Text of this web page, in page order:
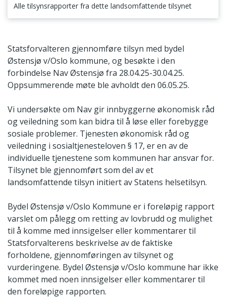
Alle tilsynsrapporter fra dette landsomfattende tilsynet
Statsforvalteren gjennomføre tilsyn med bydel
Østensjø v/Oslo kommune, og besøkte i den
forbindelse Nav Østensjø fra 28.04.25-30.04.25.
Oppsummerende møte ble avholdt den 06.05.25.
Vi undersøkte om Nav gir innbyggerne økonomisk råd
og veiledning som kan bidra til å løse eller forebygge
sosiale problemer. Tjenesten økonomisk råd og
veiledning i sosialtjenesteloven § 17, er en av de
individuelle tjenestene som kommunen har ansvar for.
Tilsynet ble gjennomført som del av et
landsomfattende tilsyn initiert av Statens helsetilsyn.
Bydel Østensjø v/Oslo Kommune er i foreløpig rapport
varslet om pålegg om retting av lovbrudd og mulighet
til å komme med innsigelser eller kommentarer til
Statsforvalterens beskrivelse av de faktiske
forholdene, gjennomføringen av tilsynet og
vurderingene. Bydel Østensjø v/Oslo kommune har ikke
kommet med noen innsigelser eller kommentarer til
den foreløpige rapporten.